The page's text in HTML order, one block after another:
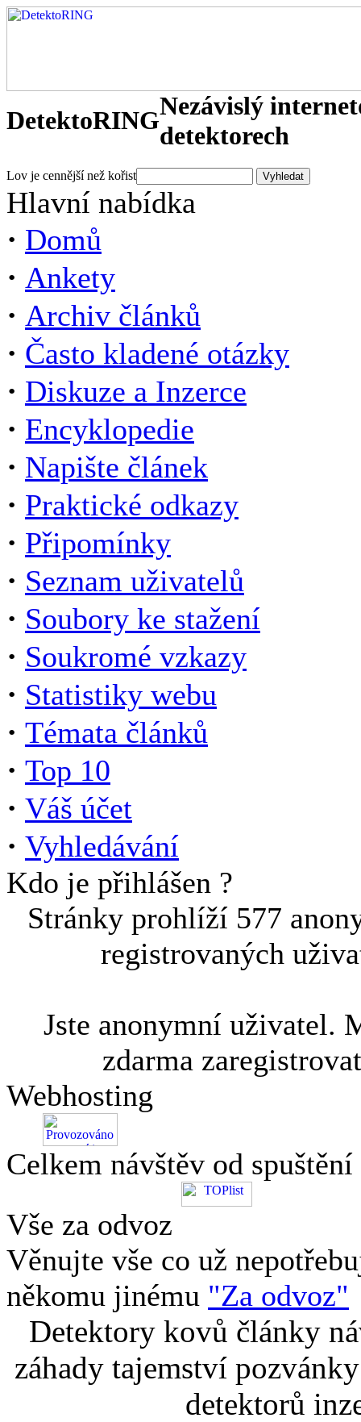
DetektoRINGNezávislý
detektorech
Lov je cennější než kořist
Hlavní nabídka
· Domů
· Ankety
· Archiv článků
· Často kladené otázky
· Diskuze a Inzerce
· Encyklopedie
· Napište článek
· Praktické odkazy
· Připomínky
· Seznam uživatelů
· Soubory ke stažení
· Soukromé vzkazy
· Statistiky webu
· Témata článků
· Top 10
· Váš účet
· Vyhledávání
Kdo je přihlášen ?
Stránky prohlíží 577
registrovaných
Jste anonymní uživatel.
zdarma
Webhosting
Celkem návštěv od
Vše za odvoz
Věnujte vše co už
někomu jinému "Za odvoz"
Detektory kovů články
záhady tajemství
detektorů